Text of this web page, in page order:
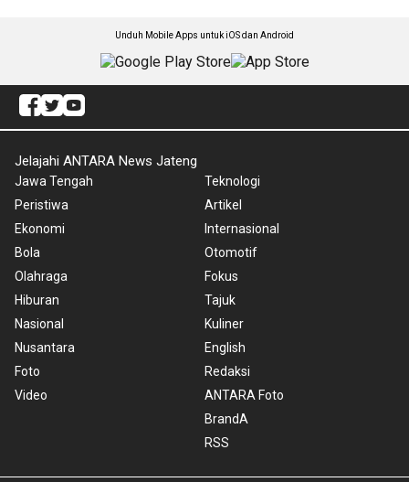
Unduh Mobile Apps untuk iOS dan Android
Jelajahi ANTARA News Jateng
Jawa Tengah
Peristiwa
Ekonomi
Bola
Olahraga
Hiburan
Nasional
Nusantara
Foto
Video
Teknologi
Artikel
Internasional
Otomotif
Fokus
Tajuk
Kuliner
English
Redaksi
ANTARA Foto
BrandA
RSS